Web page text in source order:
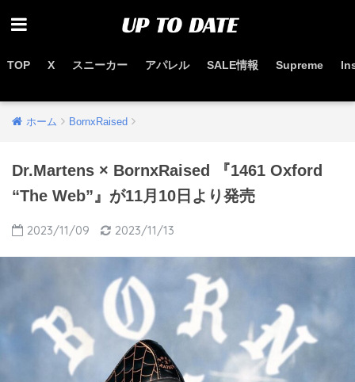
TOP X スニーカー アパレル SALE情報 Supreme
ホーム BornxRaised
Dr.Martens × BornxRaised 『1461 Oxford
“The Web”』が11月10日より発売
2023/11/09 2023/11/13